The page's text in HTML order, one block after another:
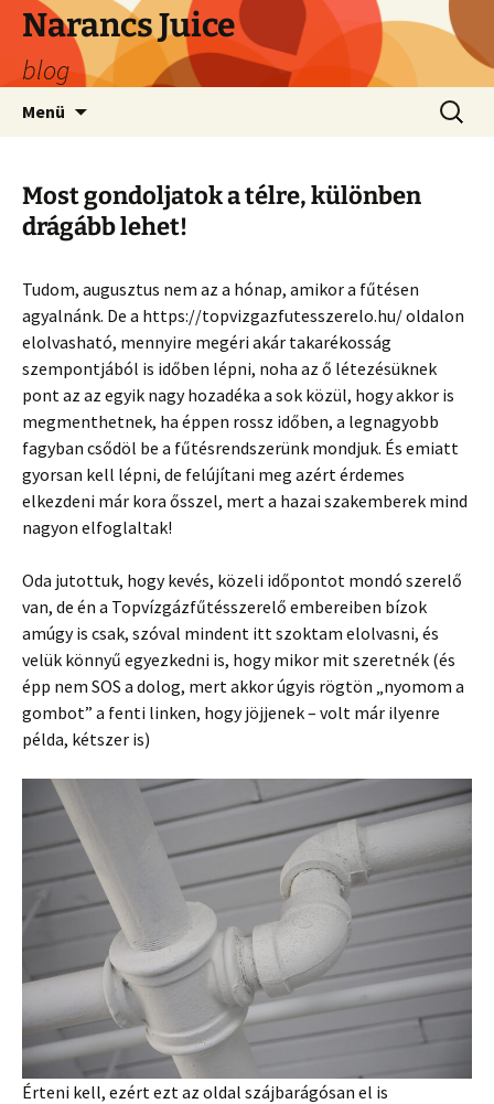
Ugrás
tartalomhoz
Narancs Juice
blog
Menü
Most gondoljatok a télre, különben
drágább lehet!
Tudom, augusztus nem az a hónap, amikor a fűtésen
agyalnánk. De a https://topvizgazfutesszerelo.hu/ oldalon
elolvasható, mennyire megéri akár takarékosság
szempontjából is időben lépni, noha az ő létezésüknek
pont az az egyik nagy hozadéka a sok közül, hogy akkor is
megmenthetnek, ha éppen rossz időben, a legnagyobb
fagyban csődöl be a fűtésrendszerünk mondjuk. És emiatt
gyorsan kell lépni, de felújítani meg azért érdemes
elkezdeni már kora ősszel, mert a hazai szakemberek mind
nagyon elfoglaltak!
Oda jutottuk, hogy kevés, közeli időpontot mondó szerelő
van, de én a Topvízgázfűtésszerelő embereiben bízok
amúgy is csak, szóval mindent itt szoktam elolvasni, és
velük könnyű egyezkedni is, hogy mikor mit szeretnék (és
épp nem SOS a dolog, mert akkor úgyis rögtön „nyomom a
gombot” a fenti linken, hogy jöjjenek – volt már ilyenre
példa, kétszer is)
Érteni kell, ezért ezt az oldal szájbarágósan el is